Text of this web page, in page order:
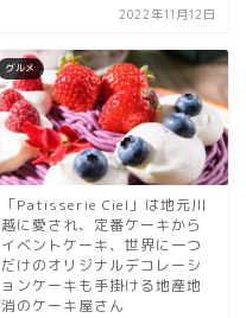
2022年11月12日
グルメ
「Patisserie Ciel」は地元川
越に愛され、定番ケーキから
イベントケーキ、世界に一つ
だけのオリジナルデコレーシ
ョンケーキも手掛ける地産地
消のケーキ屋さん